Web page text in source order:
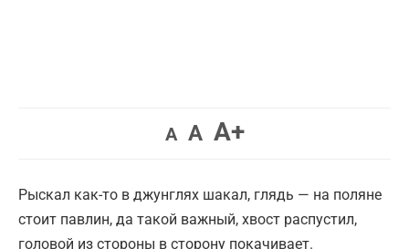
AУменьшить
AВернуть
A+Увеличить
Рыскал как-то в джунглях шакал, глядь — на поляне
стоит павлин, да такой важный, хвост распустил,
головой из стороны в сторону покачивает.